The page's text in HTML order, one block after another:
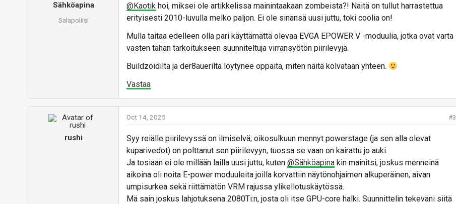
Sähköapina
Salapoliisi
@Kaotik hoi, miksei ole artikkelissa mainintaakaan zombeista?! Näitä on tullut harrastettua
erityisesti 2010-luvulla melko paljon. Ei ole sinänsä uusi juttu, toki coolia on!
Mulla taitaa edelleen olla pari käyttämättä olevaa EVGA EPOWER V -moduulia, jotka ovat varta
vasten tähän tarkoitukseen suunniteltuja virransyötön piirilevyjä.
Buildzoidilta ja der8auerilta löytynee oppaita, miten näitä kolvataan yhteen.
Vastaa
rushi
#3
Oct 14, 2025
Syy reiälle piirilevyssä on ilmiselvä; oikosulkuun mennyt powerstage (ja sen alla olevat
kuparivedot) on polttanut sen piirilevyyn, tuossa se vaan on kairattu jo auki.
Ja tosiaan ei ole millään lailla uusi juttu, kuten @Sähköapina kin mainitsi, joskus menneinä
aikoina oli noita E-power moduuleita joilla korvattiin näytönohjaimen alkuperäinen, aivan
umpisurkea sekä riittämätön VRM rajussa ylikellotuskäytössä.
Mä sain joskus lahjotuksena 2080Ti:n, josta oli itse GPU-core halki. Suunnittelin tekeväni siitä